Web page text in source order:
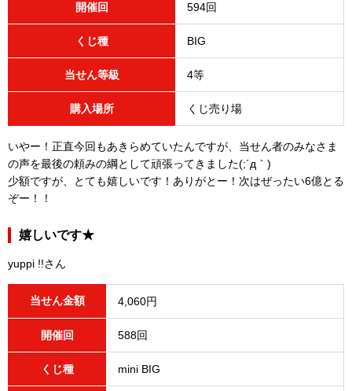
開催回 594回
くじ種 BIG
当せん等級 4等
購入場所 くじ売り場
いやー！正直今回もあきらめていたんですが、当せん者のみなさま
の声を最後の頼みの綱として頑張ってきました(;´д｀)
少額ですが、とても嬉しいです！ありがとー！次はぜったい6億とる
ぞー！！
嬉しいです★
yuppi !!さん
当せん金額 4,060円
開催回 588回
くじ種 mini BIG